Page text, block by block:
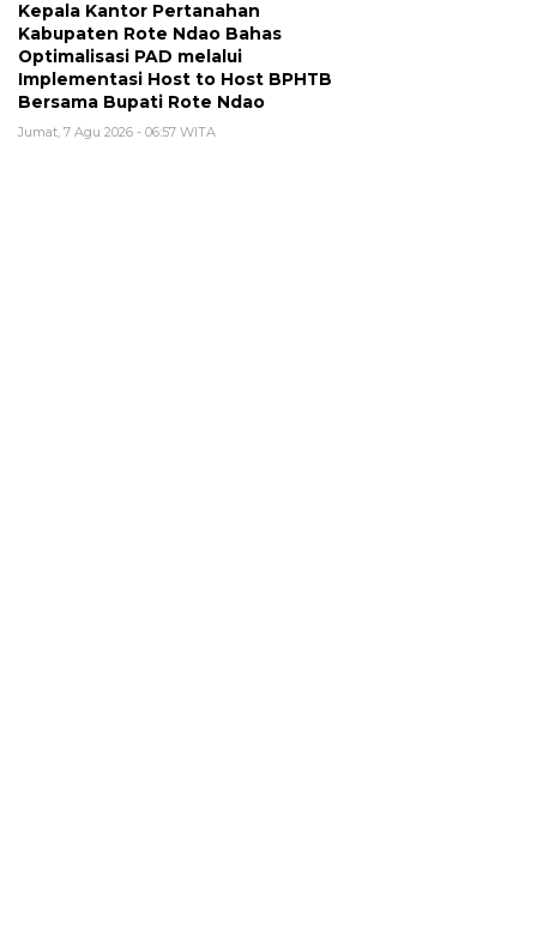
Kepala Kantor Pertanahan
Kabupaten Rote Ndao Bahas
Optimalisasi PAD melalui
Implementasi Host to Host BPHTB
Bersama Bupati Rote Ndao
Jumat, 7 Agu 2026 - 06:57 WITA